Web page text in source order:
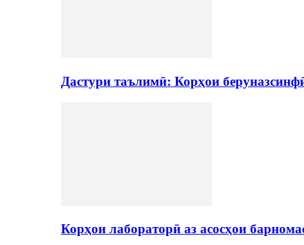
Дастури таълимӣ: Корҳои
Корҳои лабораторӣ аз асосҳои